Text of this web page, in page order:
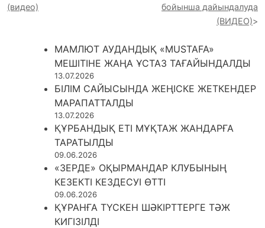
(видео)
бойынша дайындалуда
(ВИДЕО)
МАМЛЮТ АУДАНДЫҚ «MUSTAFA»
МЕШІТІНЕ ЖАҢА ҰСТАЗ ТАҒАЙЫНДАЛДЫ
13.07.2026
БІЛІМ САЙЫСЫНДА ЖЕҢІСКЕ ЖЕТКЕНДЕР
МАРАПАТТАЛДЫ
13.07.2026
ҚҰРБАНДЫҚ ЕТІ МҰҚТАЖ ЖАНДАРҒА
ТАРАТЫЛДЫ
09.06.2026
«ЗЕРДЕ» ОҚЫРМАНДАР КЛУБЫНЫҢ
КЕЗЕКТІ КЕЗДЕСУІ ӨТТІ
09.06.2026
ҚҰРАНҒА ТҮСКЕН ШӘКІРТТЕРГЕ ТӘЖ
КИГІЗІЛДІ